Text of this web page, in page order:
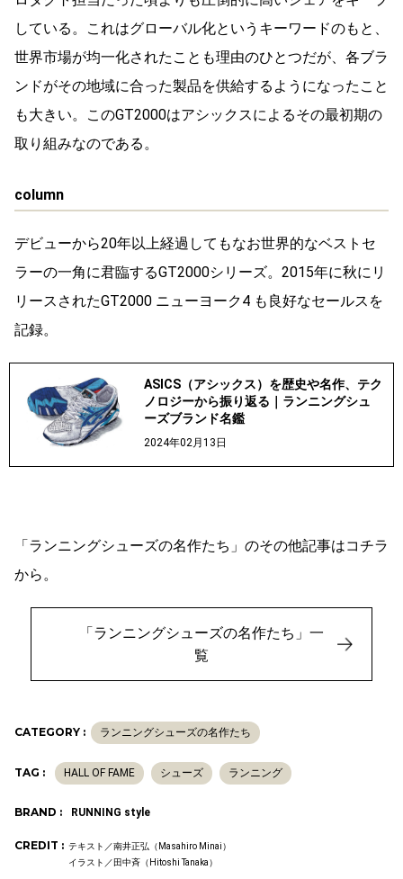
している。これはグローバル化というキーワードのもと、
世界市場が均一化されたことも理由のひとつだが、各ブラ
ンドがその地域に合った製品を供給するようになったこと
も大きい。このGT2000はアシックスによるその最初期の
取り組みなのである。
column
デビューから20年以上経過してもなお世界的なベストセ
ラーの一角に君臨するGT2000シリーズ。2015年に秋にリ
リースされたGT2000 ニューヨーク4 も良好なセールスを
記録。
ASICS（アシックス）を歴史や名作、テク
ノロジーから振り返る｜ランニングシュ
ーズブランド名鑑
2024年02月13日
「ランニングシューズの名作たち」のその他記事はコチラ
から。
「ランニングシューズの名作たち」一
覧
CATEGORY : ランニングシューズの名作たち
TAG : HALL OF FAME シューズ ランニング
BRAND : RUNNING style
CREDIT : テキスト／南井正弘（Masahiro Minai）
イラスト／田中斉（Hitoshi Tanaka）